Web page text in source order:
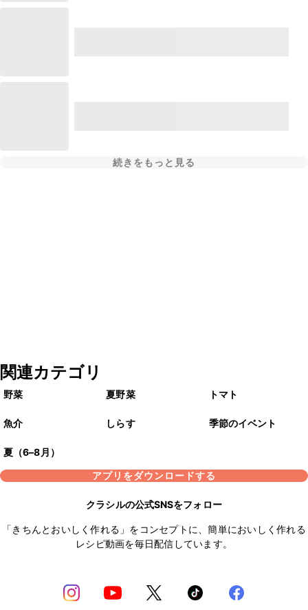
続きをもっと見る
関連カテゴリ
野菜 夏野菜 トマト
魚介 しらす 季節のイベント
夏（6–8月）
アプリをダウンロードする
クラシルの公式SNSをフォロー
「きちんとおいしく作れる」をコンセプトに、簡単においしく作れる
レシピ動画を毎日配信しています。